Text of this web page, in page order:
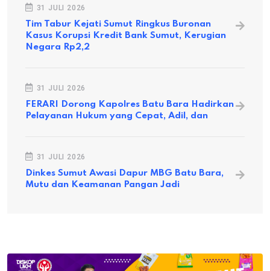
31 JULI 2026
Tim Tabur Kejati Sumut Ringkus Buronan
Kasus Korupsi Kredit Bank Sumut, Kerugian
Negara Rp2,2
31 JULI 2026
FERARI Dorong Kapolres Batu Bara Hadirkan
Pelayanan Hukum yang Cepat, Adil, dan
31 JULI 2026
Dinkes Sumut Awasi Dapur MBG Batu Bara,
Mutu dan Keamanan Pangan Jadi